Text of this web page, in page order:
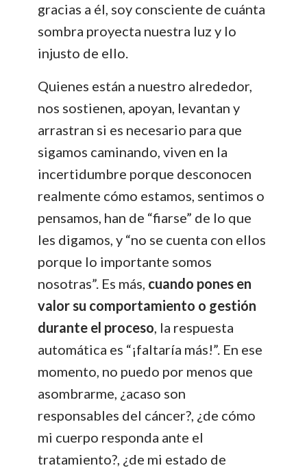
gracias a él, soy consciente de cuánta
sombra proyecta nuestra luz y lo
injusto de ello.
Quienes están a nuestro alrededor,
nos sostienen, apoyan, levantan y
arrastran si es necesario para que
sigamos caminando, viven en la
incertidumbre porque desconocen
realmente cómo estamos, sentimos o
pensamos, han de “fiarse” de lo que
les digamos, y “no se cuenta con ellos
porque lo importante somos
nosotras”. Es más, cuando pones en
valor su comportamiento o gestión
durante el proceso , la respuesta
automática es “¡faltaría más!”. En ese
momento, no puedo por menos que
asombrarme, ¿acaso son
responsables del cáncer?, ¿de cómo
mi cuerpo responda ante el
tratamiento?, ¿de mi estado de